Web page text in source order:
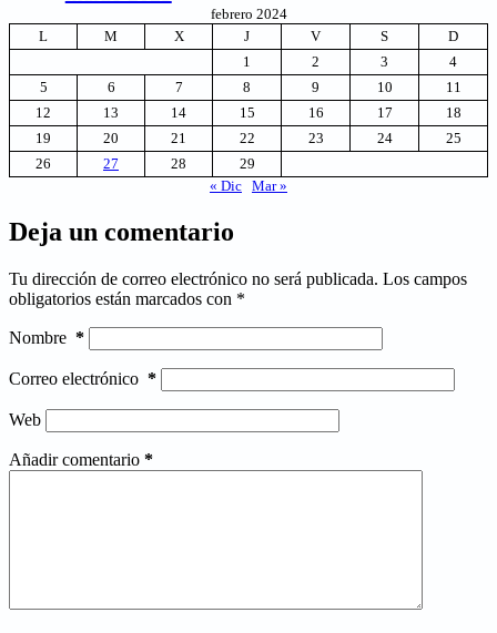
febrero 2024
L
M X J V S
D
1
2 3
4
5
6 7 8 9 10
11
12
13 14 15 16 17
18
19
20 21 22 23 24
25
26
27 28
29
« Dic Mar »
Deja un comentario
Tu dirección de correo electrónico no será publicada. Los campos
obligatorios están marcados con *
Nombre *
Correo electrónico *
Web
Añadir comentario *